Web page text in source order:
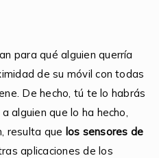
para qué alguien querría
de su móvil con todas
De hecho, tú te lo habrás
alguien que lo ha hecho,
resulta que los sensores de
aplicaciones de los